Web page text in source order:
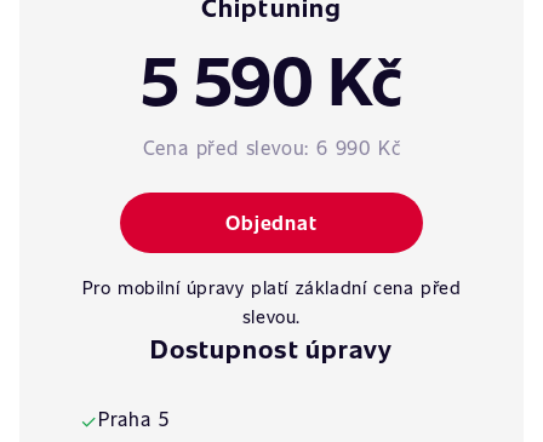
5 590 Kč
Cena před slevou: 6 990 Kč
Objednat
Pro mobilní úpravy platí základní cena před
slevou.
Dostupnost úpravy
✓Praha 5